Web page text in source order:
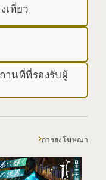
เที่ยว
านที่ที่รองรับผู้
การลงโฆษณา